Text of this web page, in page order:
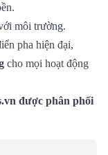
môi trường.
pha hiện đại,
cho mọi hoạt động
được phân phối